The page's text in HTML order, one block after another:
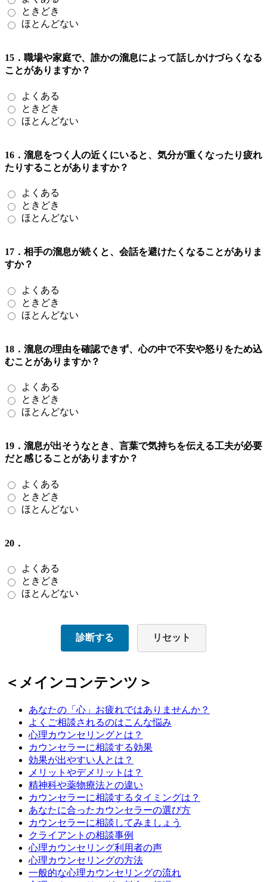
ときどき
ほとんどない
15．職場や家庭で、誰かの溜息によって話しかけづらくなる
ことがありますか？
よくある
ときどき
ほとんどない
16．溜息をつく人の近くにいると、気分が重くなったり疲れ
たりすることがありますか？
よくある
ときどき
ほとんどない
17．相手の溜息が続くと、会話を避けたくなることがありま
すか？
よくある
ときどき
ほとんどない
18．溜息の理由を確認できず、心の中で不安や怒りをため込
むことがありますか？
よくある
ときどき
ほとんどない
19．溜息が出そうなとき、言葉で気持ちを伝える工夫が必要
だと感じることがありますか？
よくある
ときどき
ほとんどない
20．
よくある
ときどき
ほとんどない
診断する リセット
＜メインコンテンツ＞
あなたの「心」お疲れではありませんか？
よくご相談されるのはこんな悩み
心理カウンセリングとは？
カウンセラーに相談する効果
効果が出やすい人とは？
メリットやデメリットは？
精神科や薬物療法との違い
カウンセラーに相談するタイミングは？
あなたに合ったカウンセラーの選び方
カウンセラーに相談してみましょう
クライアントの相談事例
心理カウンセリング利用者の声
心理カウンセリングの方法
一般的な心理カウンセリングの流れ